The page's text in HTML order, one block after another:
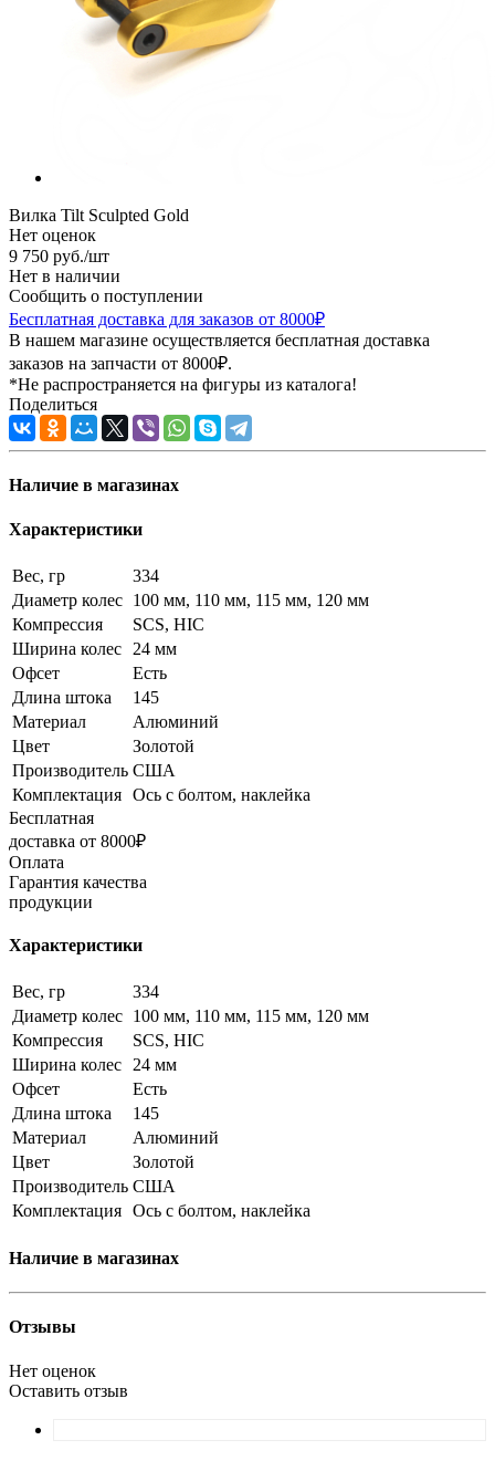
Вилка Tilt Sculpted Gold
Нет оценок
9 750 руб./шт
Нет в наличии
Сообщить о поступлении
Бесплатная доставка для заказов от 8000₽
В нашем магазине осуществляется бесплатная доставка
заказов на запчасти от 8000₽.
*Не распространяется на фигуры из каталога!
Поделиться
Наличие в магазинах
Характеристики
Вес, гр
334
Диаметр колес 100 мм, 110 мм, 115 мм, 120 мм
Компрессия
SCS, HIC
Ширина колес
24 мм
Офсет
Есть
Длина штока
145
Материал
Алюминий
Цвет
Золотой
Производитель США
Комплектация Ось с болтом, наклейка
Бесплатная
доставка от 8000₽
Оплата
Гарантия качества
продукции
Характеристики
Вес, гр
334
Диаметр колес 100 мм, 110 мм, 115 мм, 120 мм
Компрессия
SCS, HIC
Ширина колес 24 мм
Офсет
Есть
Длина штока
145
Материал
Алюминий
Цвет
Золотой
Производитель США
Комплектация Ось с болтом, наклейка
Наличие в магазинах
Отзывы
Нет оценок
Оставить отзыв